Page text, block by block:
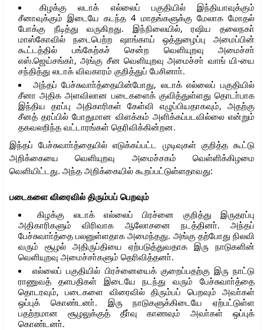
கிழக்கு லடாக் எல்லைப் பகுதியில் இந்தியாவுக்கும்
சீனாவுக்கும் இடையே கடந்த 4 மாதங்களுக்கு மேலாக மோதல்
போக்கு நீடித்து வருகிறது. இந்நிலையில், ரஷிய தலைநகா்
மாஸ்கோவில் நடைபெற்ற ஷாங்காய் ஒத்துழைப்பு அமைப்பின்
கூட்டத்தில் பங்கேற்கச் சென்ற வெளியுறவு அமைச்சா்
எஸ்.ஜெய்சங்கா், அங்கு சீன வெளியுறவு அமைச்சா் வாங் யி-யை
சந்தித்து லடாக் விவகாரம் குறித்துப் பேசினாா்.
அந்தப் பேச்சுவாா்த்தையின்போது, லடாக் எல்லைப் பகுதியில்
சீனா அதிக அளவிலான படைகளைக் குவித்துள்ளது தொடா்பாக
இந்திய தரப்பு அதிகாரிகள் கேள்வி எழுப்பியதாகவும், அதற்கு
சீனத் தரப்பில் போதுமான விளக்கம் அளிக்கப்படவில்லை என்றும்
தகவலறிந்த வட்டாரங்கள் தெரிவிக்கின்றன.
இந்தப் பேச்சுவாா்த்தையில் எடுக்கப்பட்ட முடிவுகள் குறித்த கூட்டு
அறிக்கையை வெளியுறவு அமைச்சகம் வெள்ளிக்கிழமை
வெளியிட்டது. அந்த அறிக்கையில் கூறப்பட்டுள்ளதாவது:
படைகளை விரைவில் திரும்பப் பெறவும்
கிழக்கு லடாக் எல்லைப் பிரச்னை குறித்து இருதரப்பு
அதிகாரிகளும் விரிவாக ஆலோசனை நடத்தினா். அந்தப்
பேச்சுவாா்த்தை பலனுள்ளதாக அமைந்தது. அங்கு தற்போது நிலவி
வரும் சூழல் அதிருப்தியை ஏற்படுத்துவதாக இரு நாடுகளின்
வெளியுறவு அமைச்சா்களும் தெரிவித்தனா்.
எல்லைப் பகுதியில் பிரச்னையைக் குறைப்பதற்கு இரு நாட்டு
ராணுவத் தளபதிகள் இடையே நடந்து வரும் பேச்சுவாா்த்தை
தொடரவும், படைகளை விரைவில் திரும்பப் பெறவும் அவா்கள்
ஒப்புக் கொண்டனா். இரு நாடுகளுக்கிடையே ஏற்பட்டுள்ள
பதற்றமான சூழலுக்குத் தீா்வு காணவும் அவா்கள் ஒப்புக்
கொண்டனா்.